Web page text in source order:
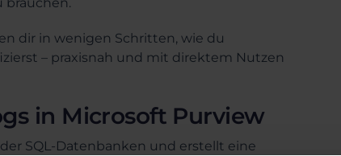
dir in wenigen Schritten, wie du
– praxisnah und mit direktem Nutzen
in Microsoft Purview
SQL-Datenbanken und erstellt eine